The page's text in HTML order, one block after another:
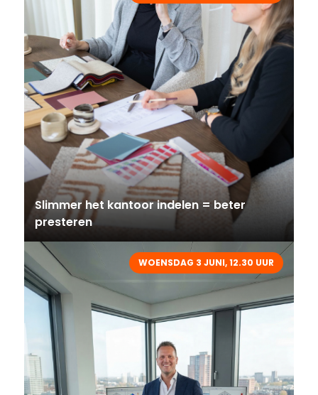
Slimmer het kantoor indelen = beter
presteren
WOENSDAG 3 JUNI, 12.30 UUR